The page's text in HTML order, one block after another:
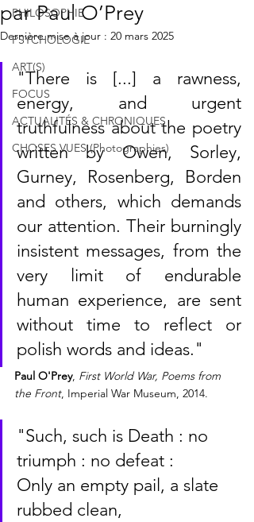
PHILOSOPHIE
PSYCHOLOGIE
ART(S)
FOCUS
ACTUALITÉS & CHRONIQUES
CHOSES VUES (Photographies)
par Paul O’Prey
Dernière mise à jour : 20 mars 2025
"There is [...] a rawness,
energy, and urgent
truthfulness about the poetry
written by Owen, Sorley,
Gurney, Rosenberg, Borden
and others, which demands
our attention. Their burningly
insistent messages, from the
very limit of endurable
human experience, are sent
without time to reflect or
polish words and ideas."
Paul O'Prey, First World War, Poems from
the Front, Imperial War Museum, 2014.
"Such, such is Death : no
triumph : no defeat :
Only an empty pail, a slate
rubbed clean,